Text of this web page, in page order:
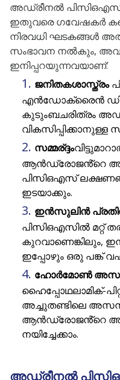
അഡ്രീനൽ
ഇതുവരെ ഗവേഷകർ
നിരവധി ഘടകങ്ങൾ
സംഭാവന നൽകും,
ഇനിപ്പറയുന്നവയാണ്:
ജനിതകശാസ്ത്രം
എൻഡോക്രൈൻ
കുടുംബചരിത്രം
വികസിപ്പിക്കാനുള്ള
സമ്മര്ദ്ദം
ആൻഡ്രോജൻ്റെ അളവ്
പിസിഒഎസ്
ഇടയാക്കും.
ഇൻസുലിൻ
പിസിഒഎസിൽ മറ്റ്
കുറവാണെങ്കിലും,
ഇപ്പോഴും ഒരു പങ്ക്
ഹോർമോൺ
ഹൈപ്പോഥലാമിക്-
അച്ചുതണ്ടിലെ
ആൻഡ്രോജൻ്റെ
നയിച്ചേക്കാം.
അഡ്രീനൽ